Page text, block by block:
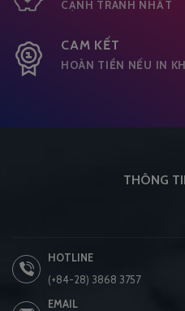
CẠNH TRANH NHẤT
CAM KẾT
HOÀN TIỀN NẾU IN
THÔNG
HOTLINE
(+84-28) 3868 3757
EMAIL